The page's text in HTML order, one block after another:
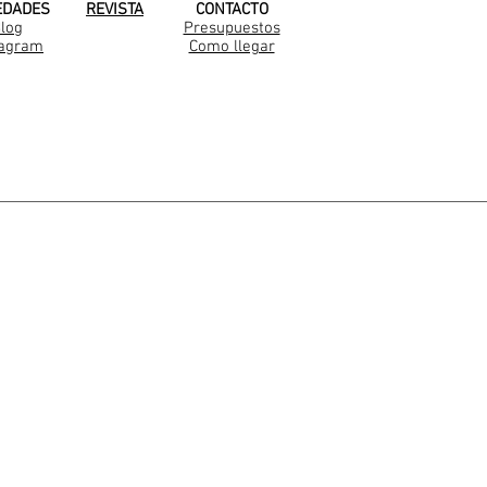
REVISTA
CONTACTO
Presupuestos
Como llegar